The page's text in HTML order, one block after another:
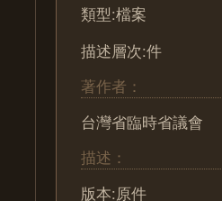
類型:檔案
描述層次:件
著作者：
台灣省臨時省議會
描述：
版本:原件